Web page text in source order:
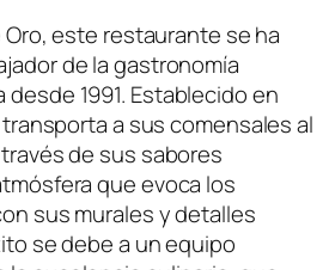
este restaurante se ha
de la gastronomía
desde 1991. Establecido en
a sus comensales al
de sus sabores
que evoca los
sus murales y detalles
se debe a un equipo